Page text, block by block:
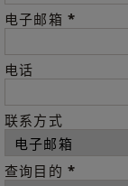
电子邮箱 *
电话
联系方式
查询目的 *